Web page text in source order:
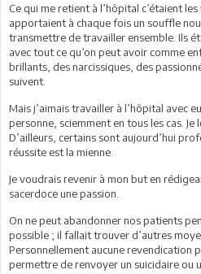
Ce qui me retient à l’hôpital c’étaient
apportaient à chaque fois un souffle
transmettre de travailler ensemble. Ils
avec tout ce qu’on peut avoir comme
brillants, des narcissiques, des
suivent.
Mais j’aimais travailler à l’hôpital avec
personne, sciemment en tous les cas. Je
D’ailleurs, certains sont aujourd’hui
réussite est la mienne.
Je voudrais revenir à mon but en
sacerdoce une passion.
On ne peut abandonner nos patients
possible ; il fallait trouver d’autres
Personnellement aucune revendication
permettre de renvoyer un suicidaire ou